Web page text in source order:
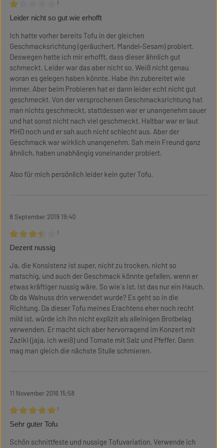
Review with rating of 1 out of 5 stars
¹
Leider nicht so gut wie erhofft
Ich hatte vorher bereits Tofu in der gleichen
Geschmacksrichtung (geräuchert, Mandel-Sesam) probiert.
Deswegen hatte ich mir erhofft, dass dieser ähnlich gut
schmeckt. Leider war das aber nicht so. Weiß nicht genau
woran es gelegen haben könnte. Habe ihn zubereitet wie
immer. Aber beim Probieren hat er dann leider echt nicht gut
geschmeckt. Von der versprochenen Geschmacksrichtung hat
man nichts geschmeckt, stattdessen war er unangenehm sauer
und hat sonst nicht nach viel geschmeckt. Haltbar war er laut
MHD noch und er sah auch nicht schlecht aus. Aber der
Geschmack war wirklich unangenehm. Sah mein Freund ganz
ähnlich, haben unabhängig voneinander probiert.
Also für mich persönlich leider kein guter Tofu.
8 September 2019 19:40
Review with rating of 3.5 out of 5 stars
¹
Dezent nussig
Ja, die Konsistenz ist super, nicht zu trocken, nicht so
matschig, und auch der Geschmack könnte gefallen, wenn er
etwas kräftiger nussig wäre. So wie`s ist, ist das nur ein Hauch.
Ob da Walnuss drin verwendet wurde? Es geht so in die
Richtung. Da dieser Tofu meines Erachtens eher noch recht
mild ist, würde ich ihn nicht explizit als alleinigen Brotbelag
verwenden. Er macht sich aber hervorragend im Konzert mit
Zaziki (jaja, ich weiß) und Tomate mit Salz und Pfeffer. Dann
mag man gleich die nächste Stulle schmieren.
11 November 2016 15:58
Review with rating of 5 out of 5 stars
¹
Sehr guter Tofu
Schön schnittfeste und nussige Tofuvariation. Verwende ich